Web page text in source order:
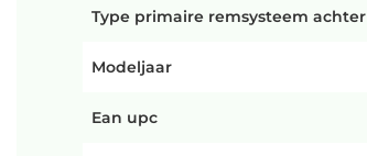
Type primaire remsysteem achter
Modeljaar
Ean upc